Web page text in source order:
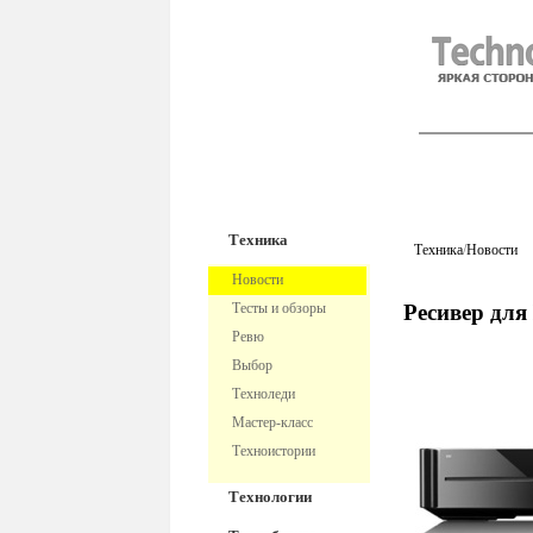
Техника
Новости
Тесты и обзоры
Ревю
Выбор
Техноледи
Мастер-класс
Техноистории
Технологии
Техника/Новости
Ресивер